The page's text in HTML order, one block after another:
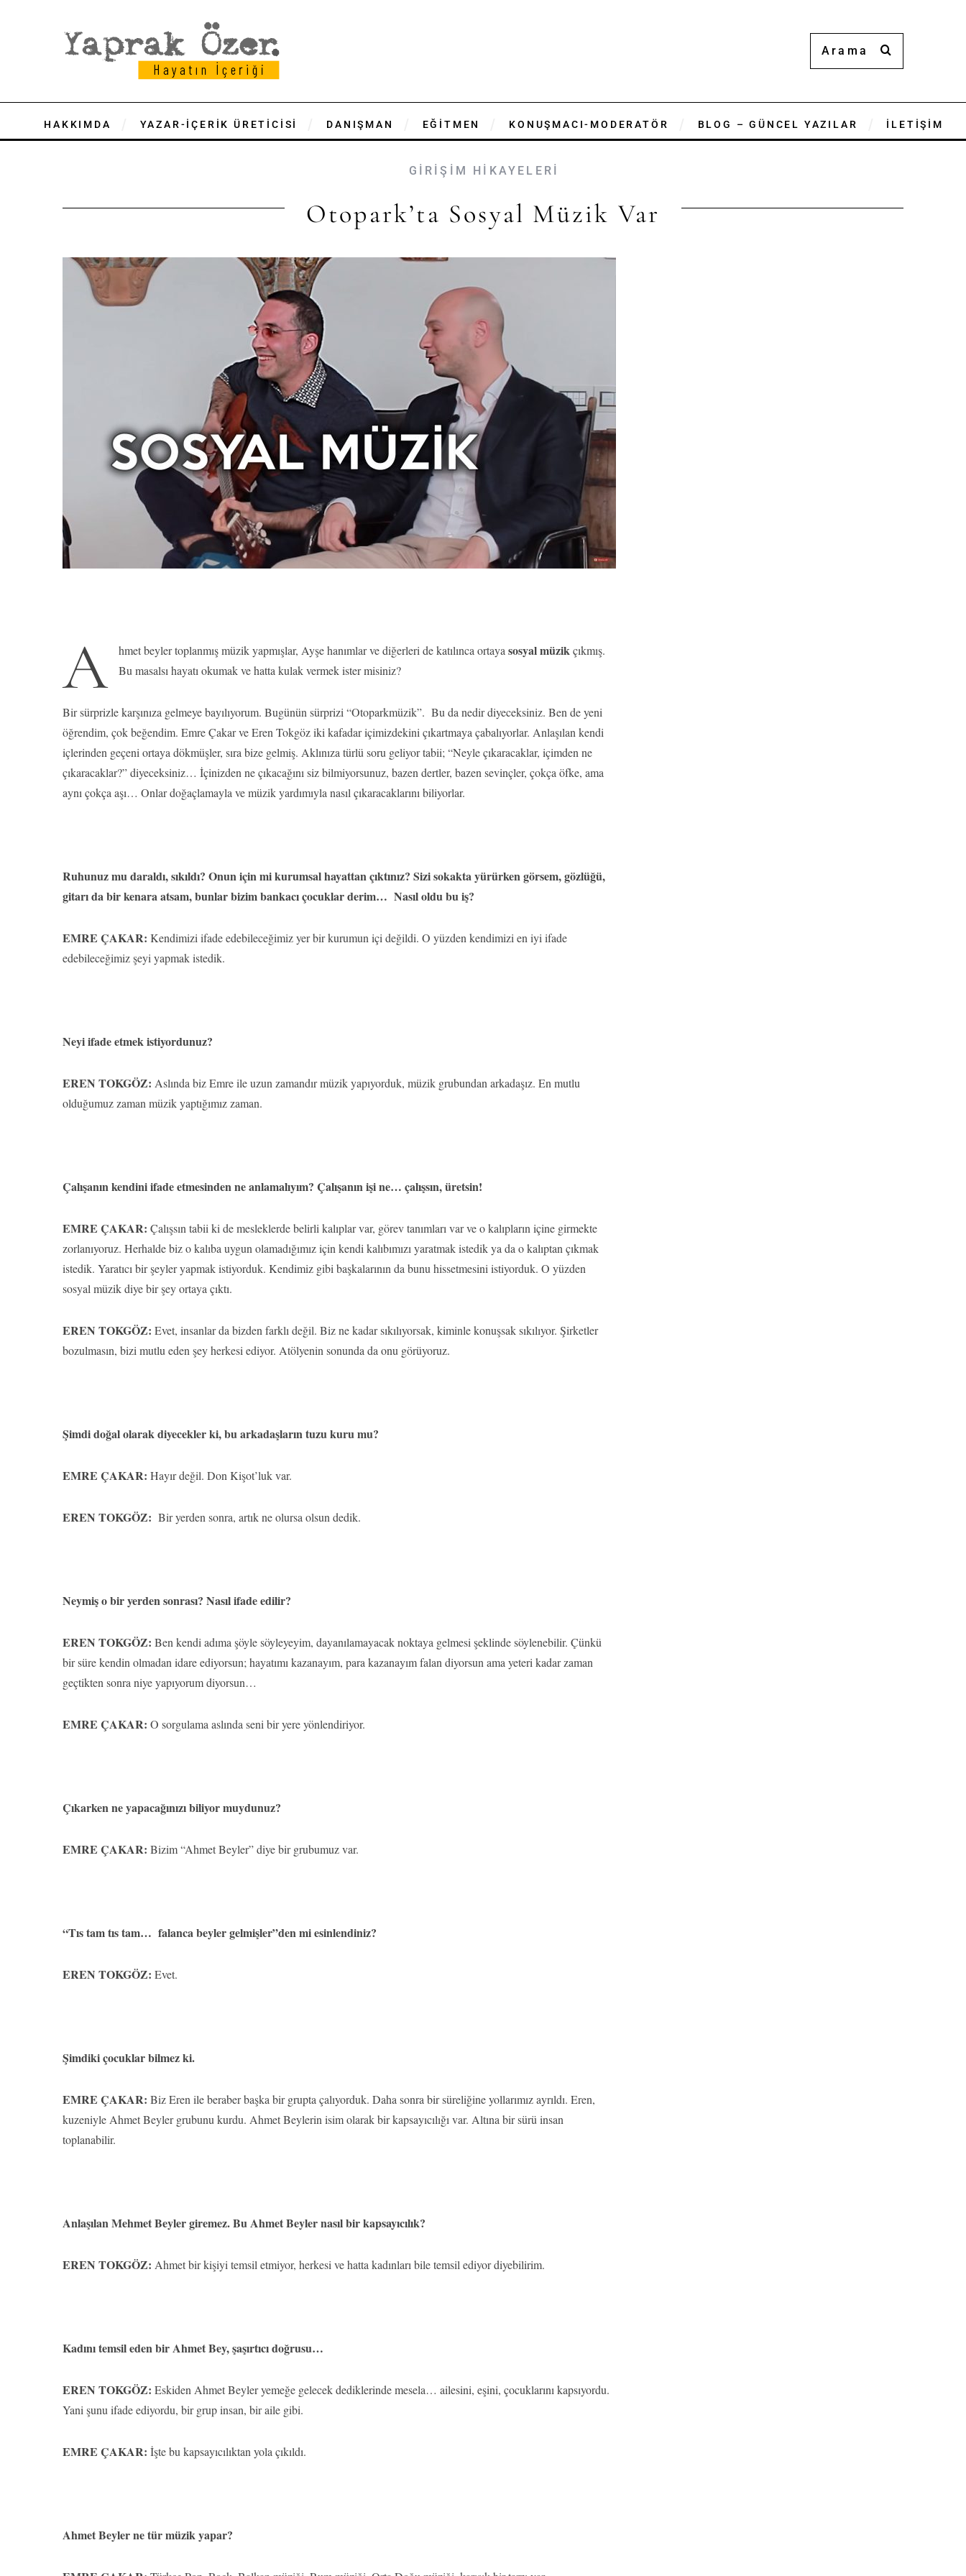
HAKKIMDA YAZAR-İÇERİK ÜRETİCİSİ DANIŞMAN EĞİTMEN KONUŞMACI-MODERATÖR BLOG – GÜNCEL YAZILAR İLETİŞİM
GİRİŞİM HİKAYELERİ
Otopark’ta Sosyal Müzik Var
A hmet beyler toplanmış müzik yapmışlar, Ayşe hanımlar ve diğerleri de katılınca ortaya sosyal müzikçıkmış.
Bu masalsı hayatı okumak ve hatta kulak vermek ister misiniz?
Bir sürprizle karşınıza gelmeye bayılıyorum. Bugünün sürprizi “Otoparkmüzik”. Bu da nedir diyeceksiniz. Ben de yeni
öğrendim, çok beğendim. Emre Çakar ve Eren Tokgöz iki kafadar içimizdekini çıkartmaya çabalıyorlar. Anlaşılan kendi
içlerinden geçeni ortaya dökmüşler, sıra bize gelmiş. Aklınıza türlü soru geliyor tabii; “Neyle çıkaracaklar, içimden ne
çıkaracaklar?” diyeceksiniz… İçinizden ne çıkacağını siz bilmiyorsunuz, bazen dertler, bazen sevinçler, çokça öfke, ama
aynı çokça aşı… Onlar doğaçlamayla ve müzik yardımıyla nasıl çıkaracaklarını biliyorlar.
Ruhunuz mu daraldı, sıkıldı? Onun için mi kurumsal hayattan çıktınız? Sizi sokakta yürürken görsem, gözlüğü,
gitarı da bir kenara atsam, bunlar bizim bankacı çocuklar derim… Nasıl oldu bu iş?
EMRE ÇAKAR: Kendimizi ifade edebileceğimiz yer bir kurumun içi değildi. O yüzden kendimizi en iyi ifade
edebileceğimiz şeyi yapmak istedik.
Neyi ifade etmek istiyordunuz?
EREN TOKGÖZ: Aslında biz Emre ile uzun zamandır müzik yapıyorduk, müzik grubundan arkadaşız. En mutlu
olduğumuz zaman müzik yaptığımız zaman.
Çalışanın kendini ifade etmesinden ne anlamalıyım? Çalışanın işi ne… çalışsın, üretsin!
EMRE ÇAKAR: Çalışsın tabii ki de mesleklerde belirli kalıplar var, görev tanımları var ve o kalıpların içine girmekte
zorlanıyoruz. Herhalde biz o kalıba uygun olamadığımız için kendi kalıbımızı yaratmak istedik ya da o kalıptan çıkmak
istedik. Yaratıcı bir şeyler yapmak istiyorduk. Kendimiz gibi başkalarının da bunu hissetmesini istiyorduk. O yüzden
sosyal müzik diye bir şey ortaya çıktı.
EREN TOKGÖZ: Evet, insanlar da bizden farklı değil. Biz ne kadar sıkılıyorsak, kiminle konuşsak sıkılıyor. Şirketler
bozulmasın, bizi mutlu eden şey herkesi ediyor. Atölyenin sonunda da onu görüyoruz.
Şimdi doğal olarak diyecekler ki, bu arkadaşların tuzu kuru mu?
EMRE ÇAKAR: Hayır değil. Don Kişot’luk var.
EREN TOKGÖZ: Bir yerden sonra, artık ne olursa olsun dedik.
Neymiş o bir yerden sonrası? Nasıl ifade edilir?
EREN TOKGÖZ: Ben kendi adıma şöyle söyleyeyim, dayanılamayacak noktaya gelmesi şeklinde söylenebilir. Çünkü
bir süre kendin olmadan idare ediyorsun; hayatımı kazanayım, para kazanayım falan diyorsun ama yeteri kadar zaman
geçtikten sonra niye yapıyorum diyorsun…
EMRE ÇAKAR: O sorgulama aslında seni bir yere yönlendiriyor.
Çıkarken ne yapacağınızı biliyor muydunuz?
EMRE ÇAKAR: Bizim “Ahmet Beyler” diye bir grubumuz var.
“Tıs tam tıs tam… falanca beyler gelmişler”den mi esinlendiniz?
EREN TOKGÖZ: Evet.
Şimdiki çocuklar bilmez ki.
EMRE ÇAKAR: Biz Eren ile beraber başka bir grupta çalıyorduk. Daha sonra bir süreliğine yollarımız ayrıldı. Eren,
kuzeniyle Ahmet Beyler grubunu kurdu. Ahmet Beylerin isim olarak bir kapsayıcılığı var. Altına bir sürü insan
toplanabilir.
Anlaşılan Mehmet Beyler giremez. Bu Ahmet Beyler nasıl bir kapsayıcılık?
EREN TOKGÖZ: Ahmet bir kişiyi temsil etmiyor, herkesi ve hatta kadınları bile temsil ediyor diyebilirim.
Kadını temsil eden bir Ahmet Bey, şaşırtıcı doğrusu…
EREN TOKGÖZ: Eskiden Ahmet Beyler yemeğe gelecek dediklerinde mesela… ailesini, eşini, çocuklarını kapsıyordu.
Yani şunu ifade ediyordu, bir grup insan, bir aile gibi.
EMRE ÇAKAR: İşte bu kapsayıcılıktan yola çıkıldı.
Ahmet Beyler ne tür müzik yapar?